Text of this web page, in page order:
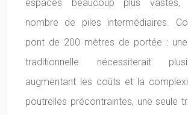
espaces beaucoup plus vastes,
nombre de piles intermédiaires.
pont de 200 mètres de portée :
traditionnelle nécessiterait
augmentant les coûts et la
poutrelles précontraintes, une seule